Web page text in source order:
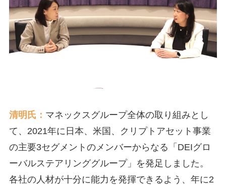
清明氏： マネックスグループ全体の取り組みとし
て、2021年に日本、米国、クリプトアセット事業
の主要3セグメントのメンバーからなる「DEIグロ
ーバルステアリンググループ」を発足しました。
各社の人材が十分に能力を発揮できるよう、年に2